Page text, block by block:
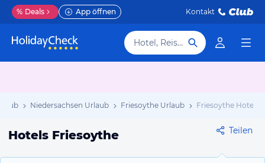
% Deals App öffnen Kontakt
Hotel, Reiseziel
Niedersachsen Urlaub Friesoythe Urlaub Friesoythe Hotels
Hotels Friesoythe Teilen